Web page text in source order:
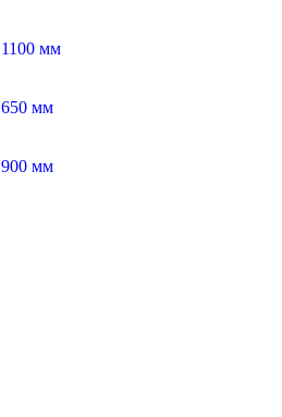
1100 мм
650 мм
900 мм